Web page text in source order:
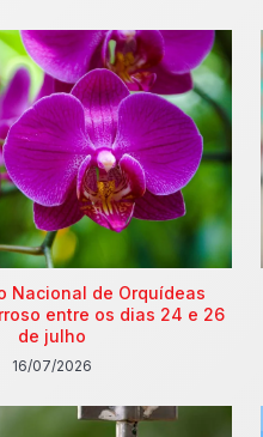
Nacional de Orquídeas
entre os dias 24 e 26
de julho
16/07/2026